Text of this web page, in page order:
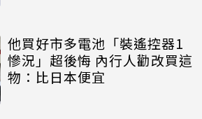
他買好市多電池「裝遙控器1
慘況」超後悔 內行人勸改買這
物：比日本便宜